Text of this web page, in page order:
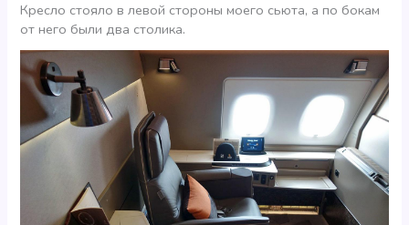
Кресло стояло в левой стороны моего сьюта, а по бокам
от него были два столика.